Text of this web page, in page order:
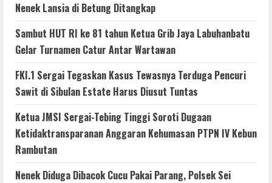
Nenek Lansia di Betung Ditangkap
Sambut HUT RI ke 81 tahun Ketua Grib Jaya Labuhanbatu
Gelar Turnamen Catur Antar Wartawan
FKI.1 Sergai Tegaskan Kasus Tewasnya Terduga Pencuri
Sawit di Sibulan Estate Harus Diusut Tuntas
Ketua JMSI Sergai-Tebing Tinggi Soroti Dugaan
Ketidaktransparanan Anggaran Kehumasan PTPN IV Kebun
Rambutan
Nenek Diduga Dibacok Cucu Pakai Parang, Polsek Sei